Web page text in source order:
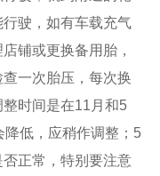
驶，如有车载充气
铺或更换备用胎，
一次胎压，每次换
时间是在11月和5
降低，应稍作调整；5
正常，特别要注意